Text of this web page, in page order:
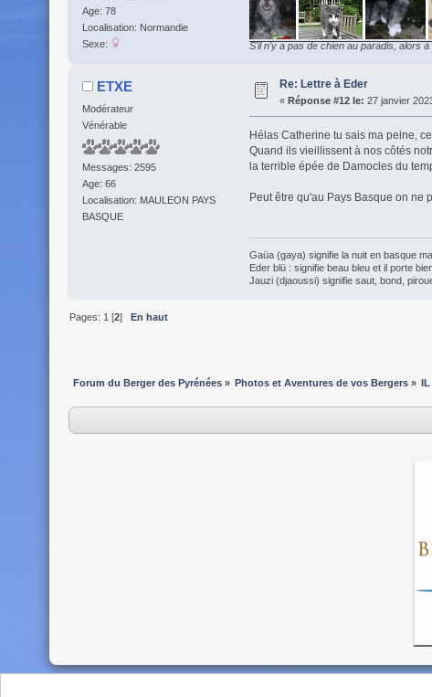
Age: 78
Localisation: Normandie
Sexe:
S'il n'y a pas de chien au paradis, alors
ETXE
Modérateur
Vénérable
Messages: 2595
Age: 66
Localisation: MAULEON PAYS
BASQUE
Re: Lettre à Eder
« Réponse #12 le: 27 janvier
Hélas Catherine tu sais ma peine,
Quand ils vieillissent à nos côtés
la terrible épée de Damocles du
Peut être qu'au Pays Basque on ne
Gaüa (gaya) signifie la nuit en basque
Eder blü : signifie beau bleu et il porte
Jauzi (djaoussi) signifie saut, bond,
Pages: 1 [2] En haut
Forum du Berger des Pyrénées» Photos et Aventures de vos Bergers » IL